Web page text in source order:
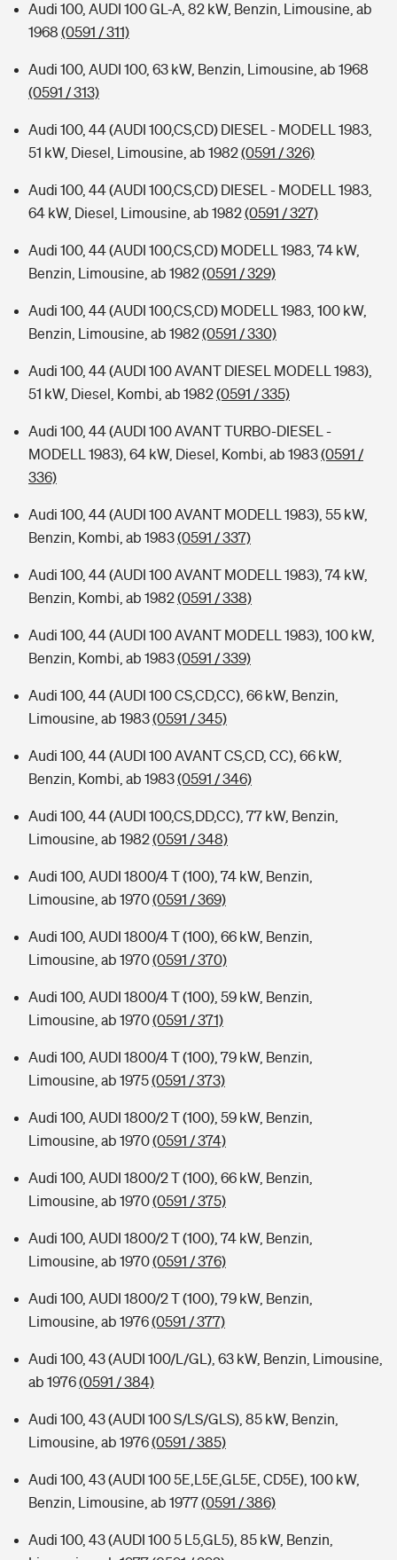
Audi 100, AUDI 100 GL-A, 82 kW, Benzin, Limousine, ab
1968 (0591 / 311)
Audi 100, AUDI 100, 63 kW, Benzin, Limousine, ab 1968
(0591 / 313)
Audi 100, 44 (AUDI 100,CS,CD) DIESEL - MODELL 1983,
51 kW, Diesel, Limousine, ab 1982(0591 / 326)
Audi 100, 44 (AUDI 100,CS,CD) DIESEL - MODELL 1983,
64 kW, Diesel, Limousine, ab 1982(0591 / 327)
Audi 100, 44 (AUDI 100,CS,CD) MODELL 1983, 74 kW,
Benzin, Limousine, ab 1982(0591 / 329)
Audi 100, 44 (AUDI 100,CS,CD) MODELL 1983, 100 kW,
Benzin, Limousine, ab 1982(0591 / 330)
Audi 100, 44 (AUDI 100 AVANT DIESEL MODELL 1983),
51 kW, Diesel, Kombi, ab 1982(0591 / 335)
Audi 100, 44 (AUDI 100 AVANT TURBO-DIESEL -
MODELL 1983), 64 kW, Diesel, Kombi, ab 1983(0591 /
336)
Audi 100, 44 (AUDI 100 AVANT MODELL 1983), 55 kW,
Benzin, Kombi, ab 1983(0591 / 337)
Audi 100, 44 (AUDI 100 AVANT MODELL 1983), 74 kW,
Benzin, Kombi, ab 1982(0591 / 338)
Audi 100, 44 (AUDI 100 AVANT MODELL 1983), 100 kW,
Benzin, Kombi, ab 1983(0591 / 339)
Audi 100, 44 (AUDI 100 CS,CD,CC), 66 kW, Benzin,
Limousine, ab 1983(0591 / 345)
Audi 100, 44 (AUDI 100 AVANT CS,CD, CC), 66 kW,
Benzin, Kombi, ab 1983(0591 / 346)
Audi 100, 44 (AUDI 100,CS,DD,CC), 77 kW, Benzin,
Limousine, ab 1982(0591 / 348)
Audi 100, AUDI 1800/4 T (100), 74 kW, Benzin,
Limousine, ab 1970(0591 / 369)
Audi 100, AUDI 1800/4 T (100), 66 kW, Benzin,
Limousine, ab 1970(0591 / 370)
Audi 100, AUDI 1800/4 T (100), 59 kW, Benzin,
Limousine, ab 1970(0591 / 371)
Audi 100, AUDI 1800/4 T (100), 79 kW, Benzin,
Limousine, ab 1975(0591 / 373)
Audi 100, AUDI 1800/2 T (100), 59 kW, Benzin,
Limousine, ab 1970(0591 / 374)
Audi 100, AUDI 1800/2 T (100), 66 kW, Benzin,
Limousine, ab 1970(0591 / 375)
Audi 100, AUDI 1800/2 T (100), 74 kW, Benzin,
Limousine, ab 1970(0591 / 376)
Audi 100, AUDI 1800/2 T (100), 79 kW, Benzin,
Limousine, ab 1976(0591 / 377)
Audi 100, 43 (AUDI 100/L/GL), 63 kW, Benzin, Limousine,
ab 1976(0591 / 384)
Audi 100, 43 (AUDI 100 S/LS/GLS), 85 kW, Benzin,
Limousine, ab 1976(0591 / 385)
Audi 100, 43 (AUDI 100 5E,L5E,GL5E, CD5E), 100 kW,
Benzin, Limousine, ab 1977(0591 / 386)
Audi 100, 43 (AUDI 100 5 L5,GL5), 85 kW, Benzin,